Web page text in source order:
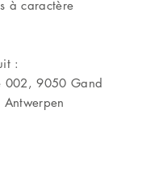
à caractère
:
002, 9050 Gand